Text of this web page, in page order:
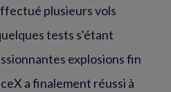
plusieurs vols
tests s'étant
explosions fin
a finalement réussi à